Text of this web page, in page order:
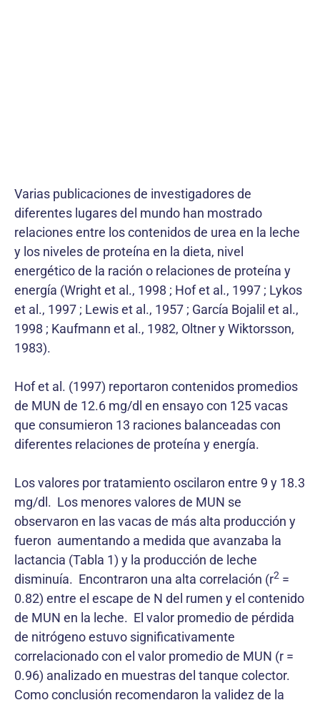
Varias publicaciones de investigadores de
diferentes lugares del mundo han mostrado
relaciones entre los contenidos de urea en la leche
y los niveles de proteína en la dieta, nivel
energético de la ración o relaciones de proteína y
energía (Wright et al., 1998 ; Hof et al., 1997 ; Lykos
et al., 1997 ; Lewis et al., 1957 ; García Bojalil et al.,
1998 ; Kaufmann et al., 1982, Oltner y Wiktorsson,
1983).
Hof et al. (1997) reportaron contenidos promedios
de MUN de 12.6 mg/dl en ensayo con 125 vacas
que consumieron 13 raciones balanceadas con
diferentes relaciones de proteína y energía.
Los valores por tratamiento oscilaron entre 9 y 18.3
mg/dl. Los menores valores de MUN se
observaron en las vacas de más alta producción y
fueron aumentando a medida que avanzaba la
lactancia (Tabla 1) y la producción de leche
disminuía. Encontraron una alta correlación (r2 =
0.82) entre el escape de N del rumen y el contenido
de MUN en la leche. El valor promedio de pérdida
de nitrógeno estuvo significativamente
correlacionado con el valor promedio de MUN (r =
0.96) analizado en muestras del tanque colector.
Como conclusión recomendaron la validez de la